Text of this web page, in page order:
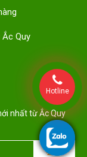
Ắc Quy
nhất từ Ắc Quy
Hotline